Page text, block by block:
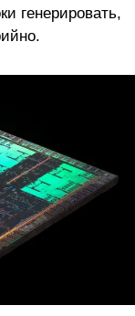
генерировать,